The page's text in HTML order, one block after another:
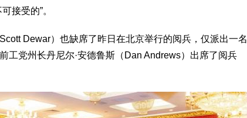
接受的”。
Dewar）也缺席了昨日在北京举行的阅兵，仅派出一名
工党州长丹尼尔·安德鲁斯（Dan Andrews）出席了阅兵